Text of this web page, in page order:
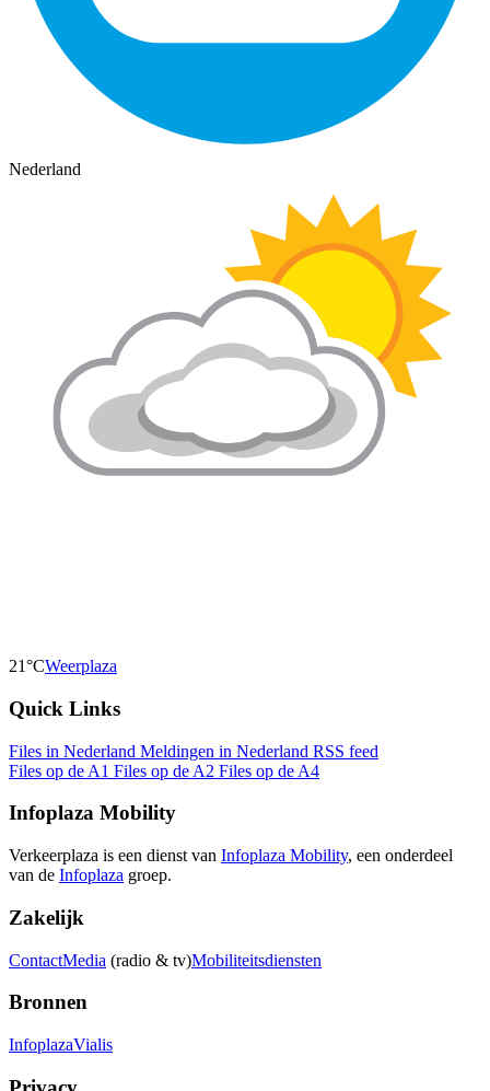
Nederland
21°CWeerplaza
Quick Links
Files in Nederland Meldingen in Nederland RSS feed
Files op de A1 Files op de A2 Files op de A4
Infoplaza Mobility
Verkeerplaza is een dienst van Infoplaza Mobility, een onderdeel
van de Infoplaza groep.
Zakelijk
ContactMedia (radio & tv)Mobiliteitsdiensten
Bronnen
InfoplazaVialis